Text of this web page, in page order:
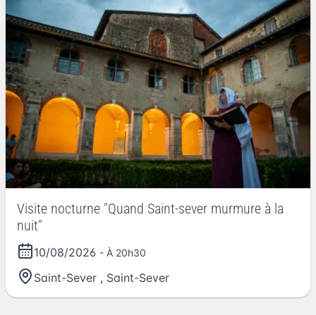
Visite nocturne "Quand Saint-sever murmure à la
nuit"
10/08/2026 - À 20h30
Saint-Sever , Saint-Sever